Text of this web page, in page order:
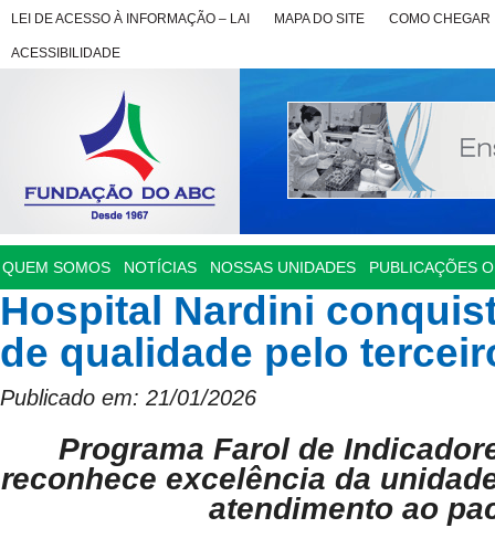
LEI DE ACESSO À INFORMAÇÃO – LAI MAPA DO SITE COMO CHEGAR
ACESSIBILIDADE
QUEM SOMOS NOTÍCIAS NOSSAS UNIDADES PUBLICAÇÕES
Hospital Nardini
de qualidade pelo
Publicado em: 21/01/2026
Programa Farol de
reconhece excelência da
atendimento ao